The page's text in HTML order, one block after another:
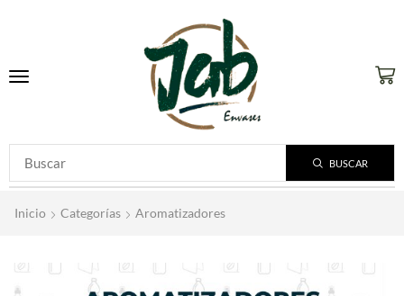
BUSCAR
Inicio Categorías Aromatizadores